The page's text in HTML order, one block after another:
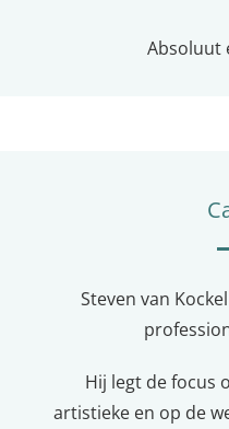
Absoluut
Steven van
Hij legt de focus
artistieke en op de